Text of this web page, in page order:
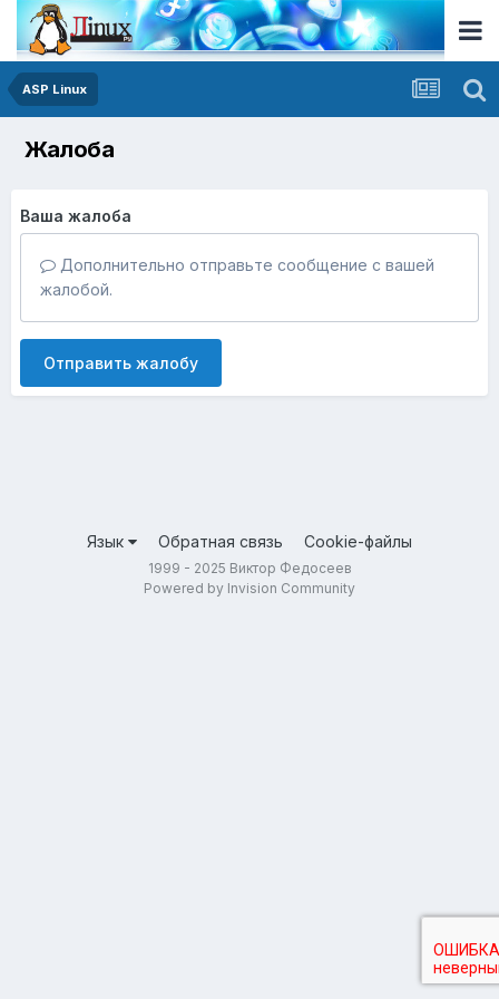
ASP Linux
Жалоба
Ваша жалоба
Дополнительно отправьте сообщение с вашей
жалобой.
Отправить жалобу
Язык Обратная связь Cookie-файлы
1999 - 2025 Виктор Федосеев
Powered by Invision Community